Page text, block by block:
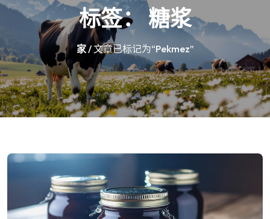
标签： 糖浆
家/ 文章已标记为“Pekmez”